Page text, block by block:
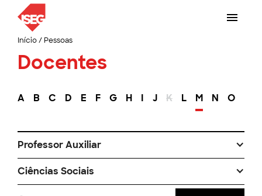
Início/ Pessoas
Docentes
A B C D E F G H I J K L M N O
Professor Auxiliar
Ciências Sociais